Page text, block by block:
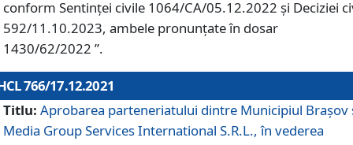
conform Sentinței civile 1064/CA/05.12.2022 și Deciziei
592/11.10.2023, ambele pronunțate în dosar
1430/62/2022 ”.
766/17.12.2021
Titlu: Aprobarea parteneriatului dintre Municipiul Brașov
Media Group Services International S.R.L., în vederea